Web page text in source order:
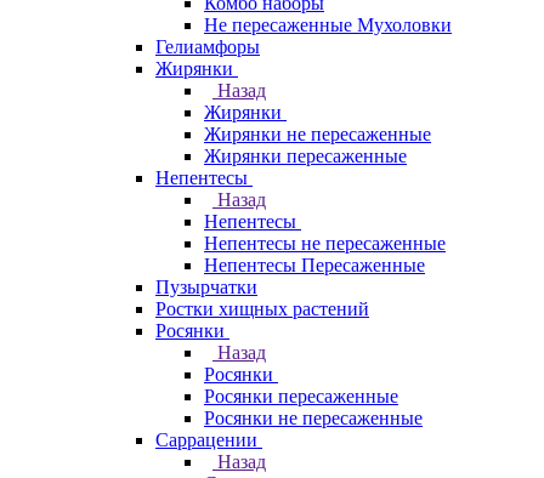
Не пересаженные Мухоловки
Гелиамфоры
Жирянки
Назад
Жирянки
Жирянки не пересаженные
Жирянки пересаженные
Непентесы
Назад
Непентесы
Непентесы не пересаженные
Непентесы Пересаженные
Пузырчатки
Ростки хищных растений
Росянки
Назад
Росянки
Росянки пересаженные
Росянки не пересаженные
Саррацении
Назад